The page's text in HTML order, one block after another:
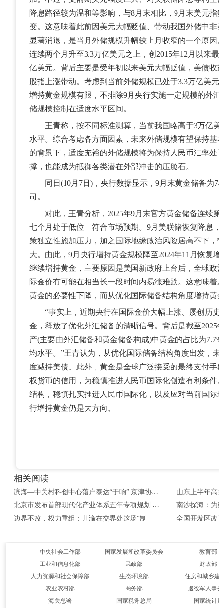
降息路径较为温和等影响，与8月末相比，9月末美元
变。这意味着此前因美元大幅贬值、带动我国外储中
显著消退，是当月外储规模升幅较上月收窄的一个原
连续两个月升至3.3万亿美元之上，创2015年12月以来
亿美元。背后主要是受年初以来美元大幅贬值，美债
股指上涨带动。考虑到当前外储规模已处于3.3万亿美
增持黄金规模有限，不排除9月央行实施一定规模的
储规模控制在适度水平区间。
王青称，按不同标准测算，当前我国略高于3万亿
水平。综合考虑各方面因素，未来外储规模有望保持
的背景下，适度充裕的外储规模将为保持人民币汇率
撑，也能成为抵御各类潜在外部冲击的压舱石。
同日(10月7日)，央行数据显示，9月末黄金储备为
司。
对此，王青分析，2025年9月末官方黄金储备连续
七个月处于低位，符合市场预期。9月美联储恢复降息
策独立性施加压力，加之国际地缘政治风险居高不下
大。由此，9月央行增持黄金规模降至2024年11月恢复
继续增持黄金，主要原因是美国新政府上台后，全球
际金价有可能在相当长一段时间内易涨难跌。这意味
黄金的必要性下降，而从优化国际储备结构角度增持
“事实上，近期央行在国际金价大幅上涨、屡创历
金，释放了优化外汇储备的清晰信号。背后是截至
产(主要由外汇储备和黄金储备构成)中黄金的占比为
均水平。”王青认为，从优化国际储备结构角度出发，
度减持美债。此外，黄金是全球广泛接受的最终支付
权货币的信用，为稳慎推进人民币国际化创造有利条
结构，稳慎扎实推进人民币国际化，以及应对当前国
行增持黄金仍是大方向。
相关阅读
滨海—中关村科创中心落户泰达“于响” 京津协同创新再添新支点 [2026-08-07]
北京市发布首部现代化产业体系五年专项规划 [2026-08-07]
中央社会工作部 国家发展和改革委员会
教育部
工业和信息化部
民政部
财政部
人力资源和社会保障部
生态环境部
住房和城乡
农业农村部
商务部
退役军人事
海关总署
国家税务总局 国家统计